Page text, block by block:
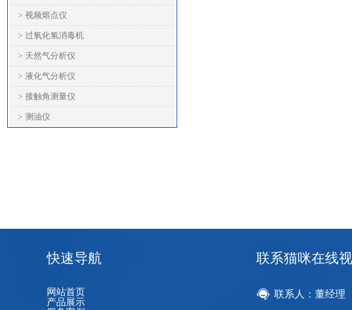
> 视频熔点仪
> 过氧化氢消毒机
> 天然气分析仪
> 液化气分析仪
> 接触角测量仪
> 测油仪
快速导航
网站首页
产品展示
联系猫咪在线
联系人：董经理